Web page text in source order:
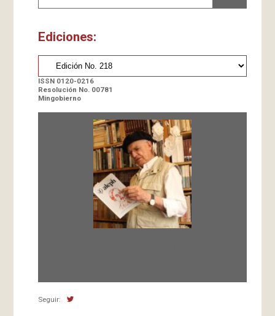
Ediciones:
ISSN 0120-0216
Resolución No. 00781
Mingobierno
Seguir: